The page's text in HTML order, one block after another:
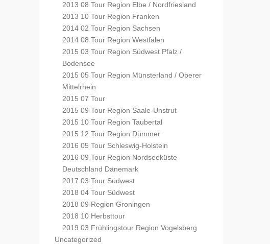
2013 08 Tour Region Elbe / Nordfriesland
2013 10 Tour Region Franken
2014 02 Tour Region Sachsen
2014 08 Tour Region Westfalen
2015 03 Tour Region Südwest Pfalz /
Bodensee
2015 05 Tour Region Münsterland / Oberer
Mittelrhein
2015 07 Tour
2015 09 Tour Region Saale-Unstrut
2015 10 Tour Region Taubertal
2015 12 Tour Region Dümmer
2016 05 Tour Schleswig-Holstein
2016 09 Tour Region Nordseeküste
Deutschland Dänemark
2017 03 Tour Südwest
2018 04 Tour Südwest
2018 09 Region Groningen
2018 10 Herbsttour
2019 03 Frühlingstour Region Vogelsberg
Uncategorized